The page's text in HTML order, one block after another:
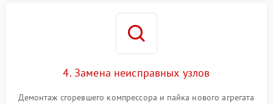
4. Замена неисправных узлов
Демонтаж сгоревшего компрессора и пайка нового агрегата